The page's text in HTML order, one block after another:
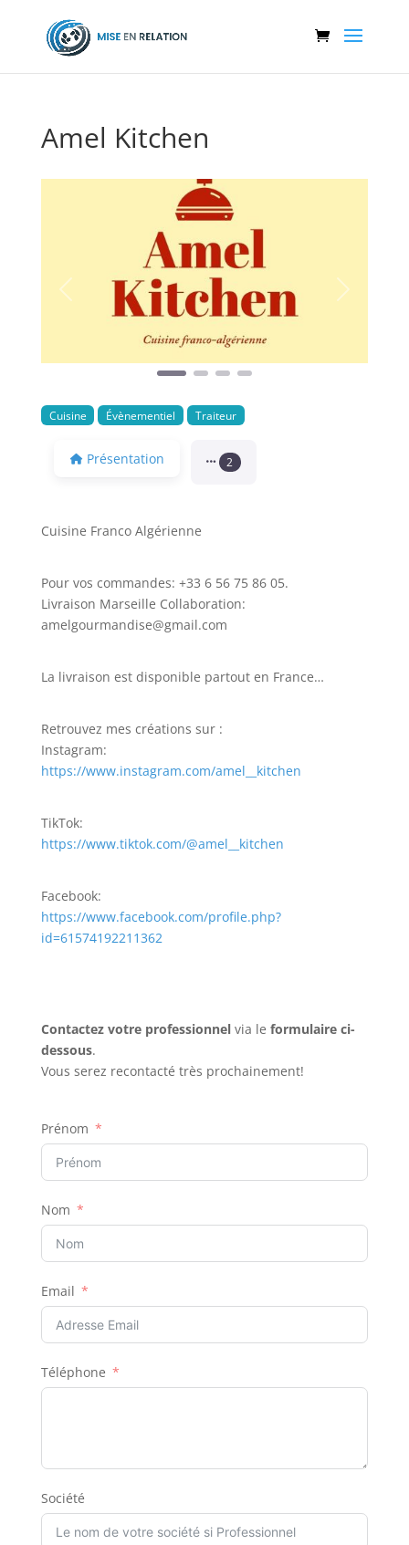
Amel Kitchen
Précédent Suivant
Cuisine Évènementiel Traiteur
Présentation 2
Cuisine Franco Algérienne
Pour vos commandes: +33 6 56 75 86 05.
Livraison Marseille Collaboration:
amelgourmandise@gmail.com
La livraison est disponible partout en France…
Retrouvez mes créations sur :
Instagram:
https://www.instagram.com/amel__kitchen
TikTok:
https://www.tiktok.com/@amel__kitchen
Facebook:
https://www.facebook.com/profile.php?
id=61574192211362
Contactez votre professionnelvia le formulaire ci-
dessous.
Vous serez recontacté très prochainement!
Prénom
Nom
Email
Téléphone
Société